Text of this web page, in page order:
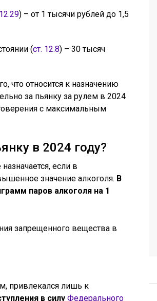
) – от 1 тысячи рублей до 1,5
(ст. 12.8) – 30 тысяч
что относится к назначению
за пьянку за рулем в 2024
с максимальным
в 2024 году?
если в
значение алкоголя. В
паров алкоголя на 1
запрещенного вещества в
привлекался лишь к
в силу Федерального